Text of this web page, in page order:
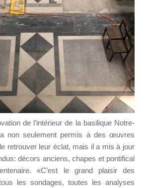
de l’intérieur de la basilique Notre-
non seulement permis à des œuvres
retrouver leur éclat, mais il a mis à jour
décors anciens, chapes et pontifical
«C’est le grand plaisir des
les sondages, toutes les analyses